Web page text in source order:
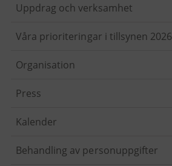
Uppdrag och verksamhet
Våra prioriteringar i tillsynen 2026
Organisation
Press
Kalender
Behandling av personuppgifter